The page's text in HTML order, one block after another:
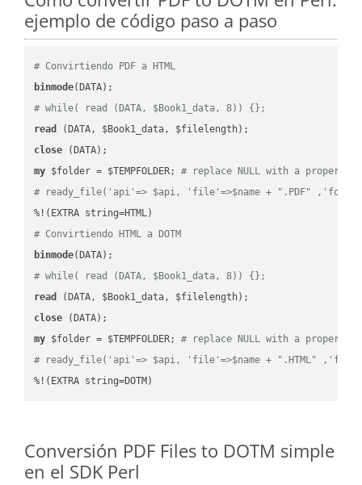
ejemplo de código paso a paso
# Convirtiendo PDF a HTML
binmode
# while( read (DATA, $Book1_data, 8)) {};
read
close
my $folder = $TEMPFOLDER; # replace NULL with a proper
# ready_file('api'=> $api, 'file'=>$name + ".PDF"
# Convirtiendo HTML a DOTM
binmode
# while( read (DATA, $Book1_data, 8)) {};
read
close
my $folder = $TEMPFOLDER; # replace NULL with a proper
# ready_file('api'=> $api, 'file'=>$name + ".HTML"
%!(EXTRA string=DOTM)
Conversión PDF Files to DOTM simple
en el SDK Perl